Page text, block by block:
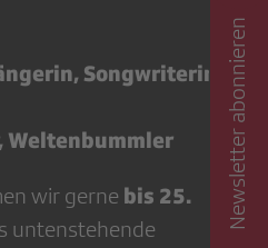
Songwriterin
Weltenbummler
wir gerne bis 25.
untenstehende
Newsletter abonnieren